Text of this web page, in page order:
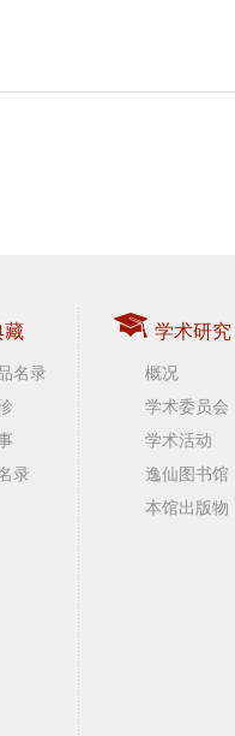
藏
名录
录
学术研究
概况
学术委员会
学术活动
逸仙图书馆
本馆出版物